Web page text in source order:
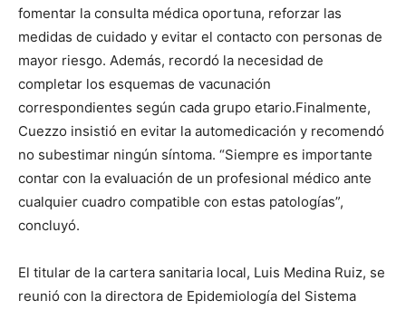
fomentar la consulta médica oportuna, reforzar las
medidas de cuidado y evitar el contacto con personas de
mayor riesgo. Además, recordó la necesidad de
completar los esquemas de vacunación
correspondientes según cada grupo etario.Finalmente,
Cuezzo insistió en evitar la automedicación y recomendó
no subestimar ningún síntoma. “Siempre es importante
contar con la evaluación de un profesional médico ante
cualquier cuadro compatible con estas patologías”,
concluyó.
El titular de la cartera sanitaria local, Luis Medina Ruiz, se
reunió con la directora de Epidemiología del Sistema